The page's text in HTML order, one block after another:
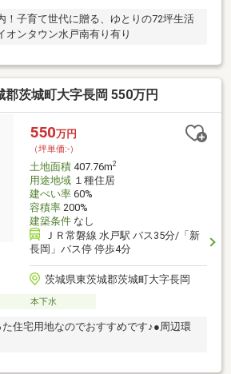
！子育て世代に贈る、ゆとりの72坪生活
ンタウン水戸南有り有り
郡茨城町大字長岡 550万円
550万円
（坪単価:-）
土地面積407.76m2
用途地域１種住居
建ぺい率60%
容積率200%
建築条件なし
ＪＲ常磐線 水戸駅 バス35分/「新
長岡」バス停 停歩4分
茨城県東茨城郡茨城町大字長岡
本下水
住宅用地なのでおすすめです♪●周辺環